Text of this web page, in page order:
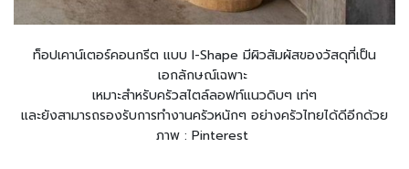
ท็อปเคาน์เตอร์คอนกรีต แบบ I-Shape มีผิวสัมผัสของวัสดุที่เป็น
เอกลักษณ์เฉพาะ
เหมาะสำหรับครัวสไตล์ลอฟท์แนวดิบๆ เท่ๆ
และยังสามารถรองรับการทำงานครัวหนักๆ อย่างครัวไทยได้ดีอีกด้วย
ภาพ : Pinterest